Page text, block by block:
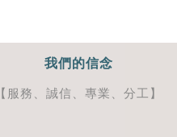
我們的信念
【服務、誠信、專業、分工】